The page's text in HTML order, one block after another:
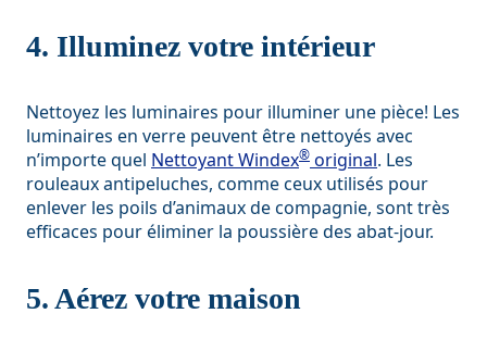
4. Illuminez votre intérieur
Nettoyez les luminaires pour illuminer une pièce! Les
luminaires en verre peuvent être nettoyés avec
n’importe quel Nettoyant Windex® original. Les
rouleaux antipeluches, comme ceux utilisés pour
enlever les poils d’animaux de compagnie, sont très
efficaces pour éliminer la poussière des abat-jour.
5. Aérez votre maison